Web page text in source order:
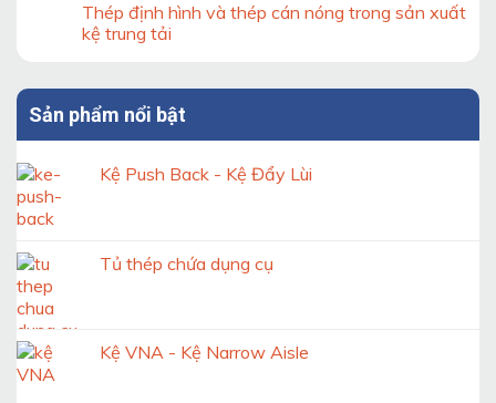
theo
Thép định hình và thép cán nóng trong sản xuất
kệ trung tải
Sản phẩm nổi bật
Kệ Push Back - Kệ Đẩy Lùi
Tủ thép chứa dụng cụ
Kệ VNA - Kệ Narrow Aisle